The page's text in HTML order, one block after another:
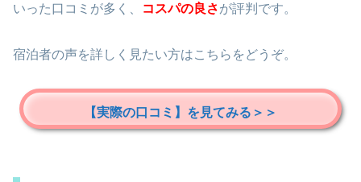
いった口コミが多く、
コスパの良さが評判です。
宿泊者の声を詳しく見たい方はこちらをどうぞ。
【実際の口コミ】を見てみる＞＞